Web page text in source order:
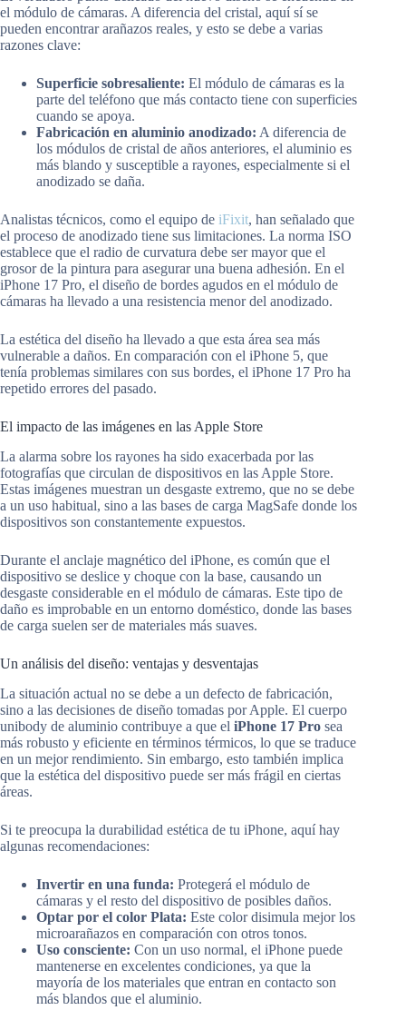
el módulo de cámaras. A diferencia del cristal, aquí sí se
pueden encontrar arañazos reales, y esto se debe a varias
razones clave:
Superficie sobresaliente: El módulo de cámaras es la
parte del teléfono que más contacto tiene con superficies
cuando se apoya.
Fabricación en aluminio anodizado: A diferencia de
los módulos de cristal de años anteriores, el aluminio es
más blando y susceptible a rayones, especialmente si el
anodizado se daña.
Analistas técnicos, como el equipo de iFixit, han señalado que
el proceso de anodizado tiene sus limitaciones. La norma ISO
establece que el radio de curvatura debe ser mayor que el
grosor de la pintura para asegurar una buena adhesión. En el
iPhone 17 Pro, el diseño de bordes agudos en el módulo de
cámaras ha llevado a una resistencia menor del anodizado.
La estética del diseño ha llevado a que esta área sea más
vulnerable a daños. En comparación con el iPhone 5, que
tenía problemas similares con sus bordes, el iPhone 17 Pro ha
repetido errores del pasado.
El impacto de las imágenes en las Apple Store
La alarma sobre los rayones ha sido exacerbada por las
fotografías que circulan de dispositivos en las Apple Store.
Estas imágenes muestran un desgaste extremo, que no se debe
a un uso habitual, sino a las bases de carga MagSafe donde los
dispositivos son constantemente expuestos.
Durante el anclaje magnético del iPhone, es común que el
dispositivo se deslice y choque con la base, causando un
desgaste considerable en el módulo de cámaras. Este tipo de
daño es improbable en un entorno doméstico, donde las bases
de carga suelen ser de materiales más suaves.
Un análisis del diseño: ventajas y desventajas
La situación actual no se debe a un defecto de fabricación,
sino a las decisiones de diseño tomadas por Apple. El cuerpo
unibody de aluminio contribuye a que el iPhone 17 Pro sea
más robusto y eficiente en términos térmicos, lo que se traduce
en un mejor rendimiento. Sin embargo, esto también implica
que la estética del dispositivo puede ser más frágil en ciertas
áreas.
Si te preocupa la durabilidad estética de tu iPhone, aquí hay
algunas recomendaciones:
Invertir en una funda: Protegerá el módulo de
cámaras y el resto del dispositivo de posibles daños.
Optar por el color Plata: Este color disimula mejor los
microarañazos en comparación con otros tonos.
Uso consciente: Con un uso normal, el iPhone puede
mantenerse en excelentes condiciones, ya que la
mayoría de los materiales que entran en contacto son
más blandos que el aluminio.